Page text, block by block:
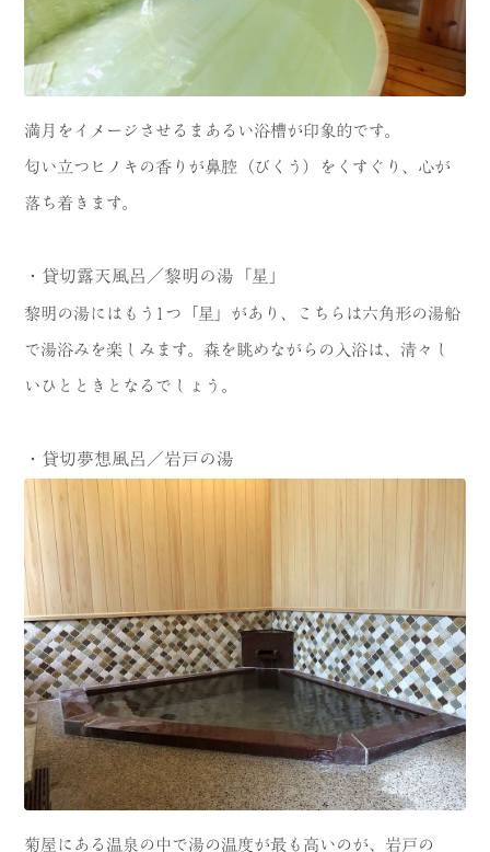
満月をイメージさせるまあるい浴槽が印象的です。
匂い立つヒノキの香りが鼻腔（びくう）をくすぐり、心が
落ち着きます。
・貸切露天風呂／黎明の湯「星」
黎明の湯にはもう1つ「星」があり、こちらは六角形の湯船
で湯浴みを楽しみます。森を眺めながらの入浴は、清々し
いひとときとなるでしょう。
・貸切夢想風呂／岩戸の湯
菊屋にある温泉の中で湯の温度が最も高いのが、岩戸の